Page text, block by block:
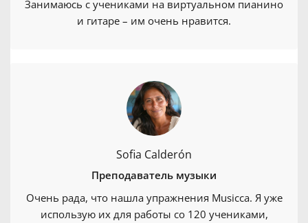
Занимаюсь с учениками на виртуальном пианино
и гитаре – им очень нравится.
Sofia Calderón
Преподаватель музыки
Очень рада, что нашла упражнения Musicca. Я уже
использую их для работы со 120 учениками,